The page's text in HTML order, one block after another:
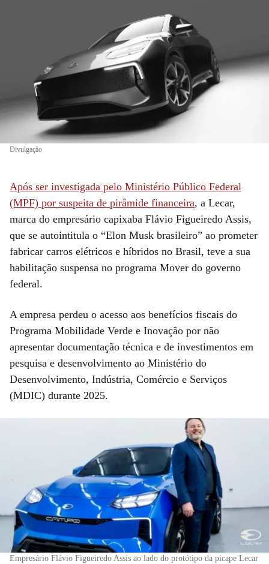
Divulgação
Após ser investigada pelo Ministério Público Federal
(MPF) por suspeita de pirâmide financeira, a Lecar,
marca do empresário capixaba Flávio Figueiredo Assis,
que se autointitula o “Elon Musk brasileiro” ao prometer
fabricar carros elétricos e híbridos no Brasil, teve a sua
habilitação suspensa no programa Mover do governo
federal.
A empresa perdeu o acesso aos benefícios fiscais do
Programa Mobilidade Verde e Inovação por não
apresentar documentação técnica e de investimentos em
pesquisa e desenvolvimento ao Ministério do
Desenvolvimento, Indústria, Comércio e Serviços
(MDIC) durante 2025.
Empresário Flávio Figueiredo Assis ao lado do protótipo da picape Lecar